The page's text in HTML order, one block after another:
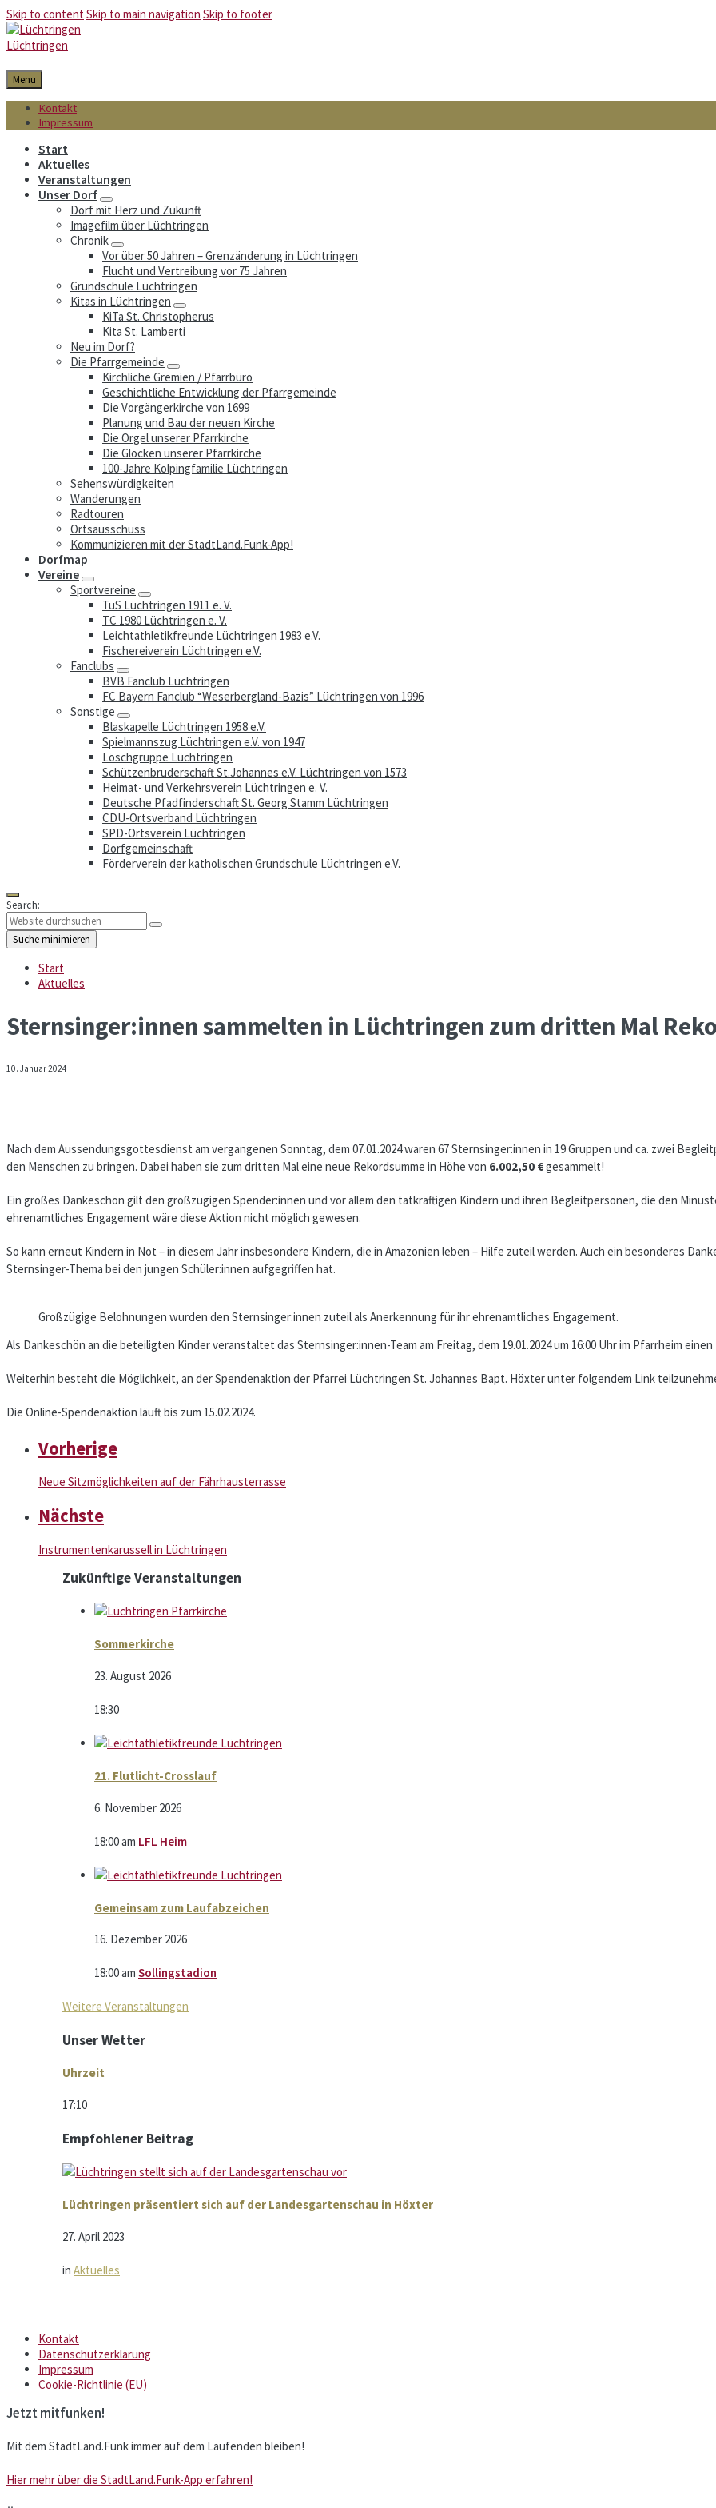
Skip to contentSkip to main navigation Skip to footer
Lüchtringen
Menu
Kontakt
Impressum
Start
Aktuelles
Veranstaltungen
Unser Dorf
Dorf mit Herz und Zukunft
Imagefilm über Lüchtringen
Chronik
Vor über 50 Jahren – Grenzänderung in Lüchtringen
Flucht und Vertreibung vor 75 Jahren
Grundschule Lüchtringen
Kitas in Lüchtringen
KiTa St. Christopherus
Kita St. Lamberti
Neu im Dorf?
Die Pfarrgemeinde
Kirchliche Gremien / Pfarrbüro
Geschichtliche Entwicklung der Pfarrgemeinde
Die Vorgängerkirche von 1699
Planung und Bau der neuen Kirche
Die Orgel unserer Pfarrkirche
Die Glocken unserer Pfarrkirche
100-Jahre Kolpingfamilie Lüchtringen
Sehenswürdigkeiten
Wanderungen
Radtouren
Ortsausschuss
Kommunizieren mit der StadtLand.Funk-App!
Dorfmap
Vereine
Sportvereine
TuS Lüchtringen 1911 e. V.
TC 1980 Lüchtringen e. V.
Leichtathletikfreunde Lüchtringen 1983 e.V.
Fischereiverein Lüchtringen e.V.
Fanclubs
BVB Fanclub Lüchtringen
FC Bayern Fanclub “Weserbergland-Bazis” Lüchtringen von 1996
Sonstige
Blaskapelle Lüchtringen 1958 e.V.
Spielmannszug Lüchtringen e.V. von 1947
Löschgruppe Lüchtringen
Schützenbruderschaft St.Johannes e.V. Lüchtringen von 1573
Heimat- und Verkehrsverein Lüchtringen e. V.
Deutsche Pfadfinderschaft St. Georg Stamm Lüchtringen
CDU-Ortsverband Lüchtringen
SPD-Ortsverein Lüchtringen
Dorfgemeinschaft
Förderverein der katholischen Grundschule Lüchtringen e.V.
Search:
Suche minimieren
Start
Aktuelles
Sternsinger:innen sammelten in Lüchtringen zum dritten Mal
10. Januar 2024
Nach dem Aussendungsgottesdienst am vergangenen Sonntag, dem 07.01.2024 waren 67 Sternsinger:innen in 19 Gruppen und ca. zwei
den Menschen zu bringen. Dabei haben sie zum dritten Mal eine neue Rekordsumme in Höhe von 6.002,50 €gesammelt!
Ein großes Dankeschön gilt den großzügigen Spender:innen und vor allem den tatkräftigen Kindern und ihren Begleitpersonen, die den
ehrenamtliches Engagement wäre diese Aktion nicht möglich gewesen.
So kann erneut Kindern in Not – in diesem Jahr insbesondere Kindern, die in Amazonien leben – Hilfe zuteil werden. Auch ein besonderes
Sternsinger-Thema bei den jungen Schüler:innen aufgegriffen hat.
Großzügige Belohnungen wurden den Sternsinger:innen zuteil als Anerkennung für ihr ehrenamtliches Engagement.
Als Dankeschön an die beteiligten Kinder veranstaltet das Sternsinger:innen-Team am Freitag, dem 19.01.2024 um 16:00 Uhr im Pfarrheim
Weiterhin besteht die Möglichkeit, an der Spendenaktion der Pfarrei Lüchtringen St. Johannes Bapt. Höxter unter folgendem Link
Die Online-Spendenaktion läuft bis zum 15.02.2024.
Vorherige
Neue Sitzmöglichkeiten auf der Fährhausterrasse
Nächste
Instrumentenkarussell in Lüchtringen
Zukünftige Veranstaltungen
Sommerkirche
23. August 2026
18:30
21. Flutlicht-Crosslauf
6. November 2026
18:00am LFL Heim
Gemeinsam zum Laufabzeichen
16. Dezember 2026
18:00am Sollingstadion
Weitere Veranstaltungen
Unser Wetter
Uhrzeit
17:10
Empfohlener Beitrag
Lüchtringen präsentiert sich auf der Landesgartenschau in Höxter
27. April 2023
in Aktuelles
Kontakt
Datenschutzerklärung
Impressum
Cookie-Richtlinie (EU)
Jetzt mitfunken!
Mit dem StadtLand.Funk immer auf dem Laufenden bleiben!
Hier mehr über die StadtLand.Funk-App erfahren!